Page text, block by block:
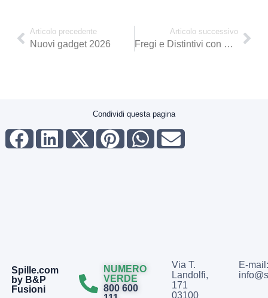
Articolo precedente
Nuovi gadget 2026
Articolo successivo
Fregi e Distintivi con pendif o portafoglio
Condividi questa pagina
Spille.com
by B&P
Fusioni
NUMERO
VERDE
800 600
Via T.
Landolfi,
171
03100
E-mail: